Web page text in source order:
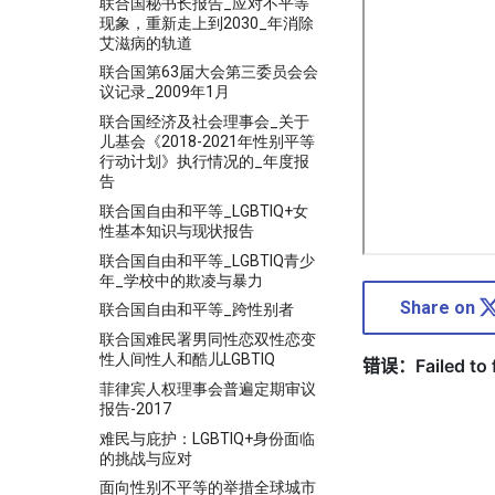
现象，重新走上到2030_年消除
艾滋病的轨道
联合国第63届大会第三委员会会
议记录_2009年1月
联合国经济及社会理事会_关于
儿基会《2018-2021年性别平等
行动计划》执行情况的_年度报
告
联合国自由和平等_LGBTIQ+女
性基本知识与现状报告
联合国自由和平等_LGBTIQ青少
年_学校中的欺凌与暴力
联合国自由和平等_跨性别者
联合国难民署男同性恋双性恋变
性人间性人和酷儿LGBTIQ
菲律宾人权理事会普遍定期审议
报告-2017
难民与庇护：LGBTIQ+身份面临
的挑战与应对
面向性别不平等的举措全球城市
Share on